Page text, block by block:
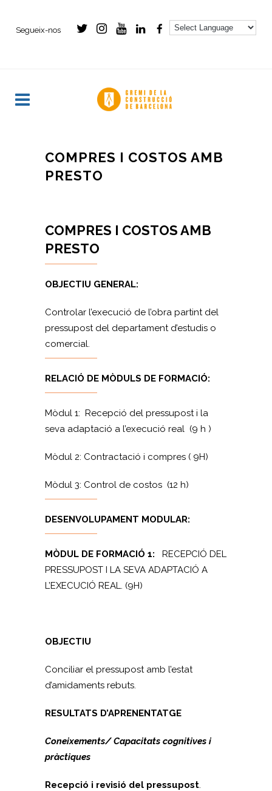
Segueix-nos
COMPRES I COSTOS AMB
PRESTO
COMPRES I COSTOS AMB
PRESTO
OBJECTIU GENERAL:
Controlar l’execució de l’obra partint del
pressupost del departament d’estudis o
comercial.
RELACIÓ DE MÒDULS DE FORMACIÓ:
Mòdul 1: Recepció del pressupost i la
seva adaptació a l’execució real (9 h )
Mòdul 2: Contractació i compres ( 9H)
Mòdul 3: Control de costos (12 h)
DESENVOLUPAMENT MODULAR:
MÒDUL DE FORMACIÓ 1:
RECEPCIÓ DEL
PRESSUPOST I LA SEVA ADAPTACIÓ A
L’EXECUCIÓ REAL. (9H)
OBJECTIU
Conciliar el pressupost amb l’estat
d’amidaments rebuts.
RESULTATS D’APRENENTATGE
Coneixements/ Capacitats cognitives i
pràctiques
Recepció i revisió del pressupost.